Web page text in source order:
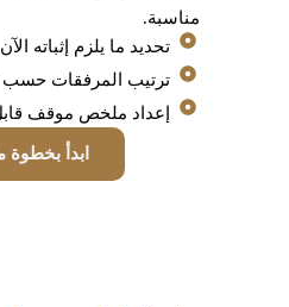
مناسبة.
تحديد ما يلزم إثباته الآن
ترتيب المرفقات حسب
إعداد ملخص موقف
ابدأ بخطوة